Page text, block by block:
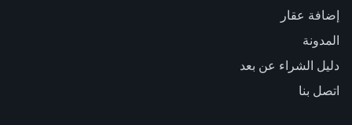
إضافة عقار
المدونة
دليل الشراء عن بعد
اتصل بنا